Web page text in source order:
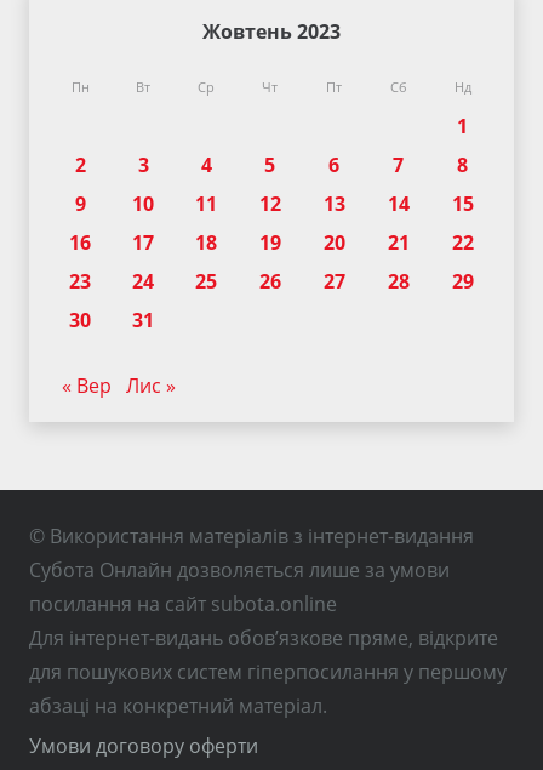
Жовтень 2023
Пн Вт Ср Чт Пт Сб Нд
1
2
3 4 5 6 7
8
9
10 11 12 13 14
15
16
17 18 19 20 21
22
23
24 25 26 27 28
29
30
31
« Вер Лис »
© Використання матеріалів з інтернет-видання
Субота Онлайн дозволяється лише за умови
посилання на сайт subota.online
Для інтернет-видань обов’язкове пряме, відкрите
для пошукових систем гіперпосилання у першому
абзаці на конкретний матеріал.
Умови договору оферти